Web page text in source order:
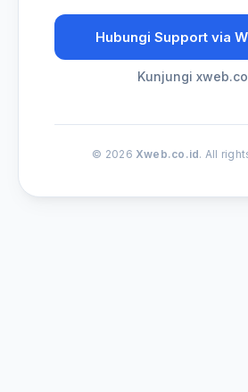
Hubungi Support via
Kunjungi
© 2026 Xweb.co.id. All